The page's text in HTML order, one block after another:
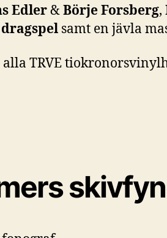
Edler&Börje Forsberg,
samt en jävla
TRVE